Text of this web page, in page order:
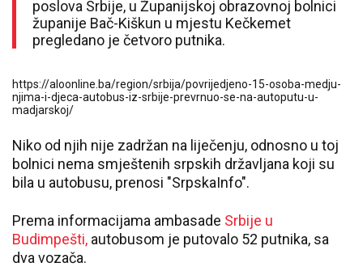
poslova Srbije, u Županijskoj obrazovnoj bolnici
županije Bač-Kiškun u mjestu Kečkemet
pregledano je četvoro putnika.
https://aloonline.ba/region/srbija/povrijedjeno-15-osoba-medju-
njima-i-djeca-autobus-iz-srbije-prevrnuo-se-na-autoputu-u-
madjarskoj/
Niko od njih nije zadržan na liječenju, odnosno u toj
bolnici nema smještenih srpskih državljana koji su
bila u autobusu, prenosi "SrpskaInfo".
Prema informacijama ambasade Srbije u
Budimpešti, autobusom je putovalo 52 putnika, sa
dva vozača.